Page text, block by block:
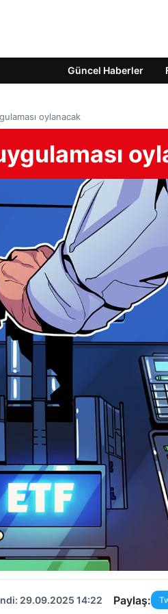
Güncel Haberler
oylanacak
29.09.2025 14:22 Paylaş: